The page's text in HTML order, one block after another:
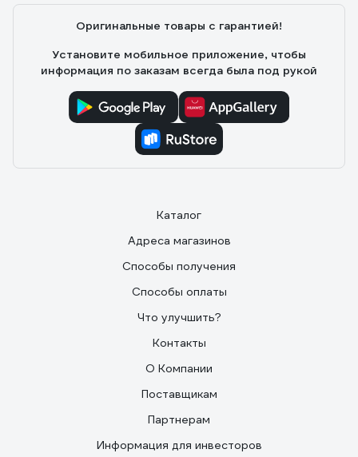
Оригинальные товары с гарантией!
Установите мобильное приложение, чтобы
информация по заказам всегда была под рукой
Каталог
Адреса магазинов
Способы получения
Способы оплаты
Что улучшить?
Контакты
О Компании
Поставщикам
Партнерам
Информация для инвесторов